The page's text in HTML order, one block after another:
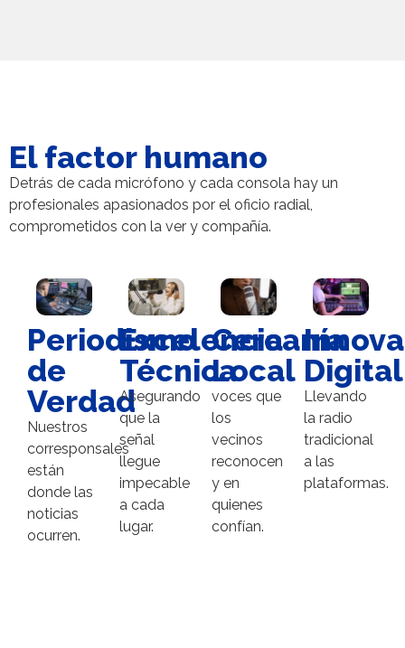
El factor humano
Detrás de cada micrófono y cada consola hay un
profesionales apasionados por el oficio radial,
comprometidos con la ver y compañía.
Periodismo
de
Verdad
Nuestros
corresponsales
están
donde las
noticias
ocurren.
Excelencia
Técnica
Asegurando
que la
señal
llegue
impecable
a cada
lugar.
Cercanía
Local
voces que
los
vecinos
reconocen
y en
quienes
confían.
Digital
Llevando
la radio
tradicional
a las
plataformas.